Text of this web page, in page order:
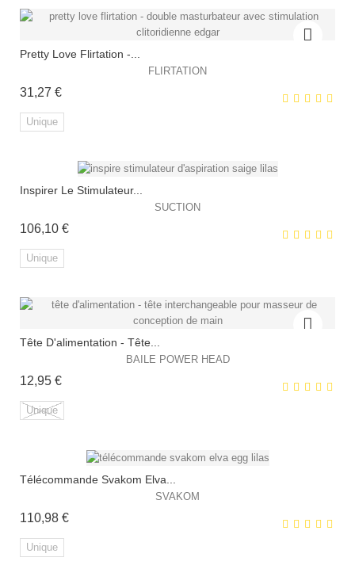
Pretty Love Flirtation -...
FLIRTATION
31,27 €Prix
Unique
Inspirer Le Stimulateur...
SUCTION
106,10 €Prix
Unique
EXCLUSIVITÉ WEB !
HORS STOCK
Tête D'alimentation - Tête...
BAILE POWER HEAD
12,95 €Prix
Unique
Télécommande Svakom Elva...
SVAKOM
110,98 €Prix
Unique